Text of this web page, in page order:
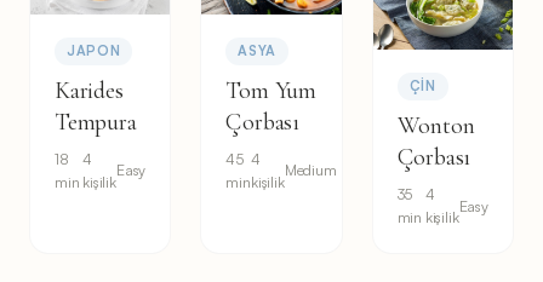
JAPON
Karides
Tempura
18
min
4
kişilik
Easy
ASYA
Tom Yum
Çorbası
45
min
4
kişilik
Medium
ÇIN
Wonton
Çorbası
35
min
4
kişilik
Easy